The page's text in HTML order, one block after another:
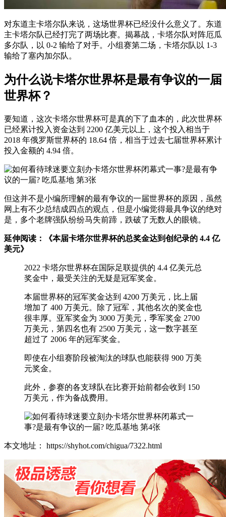
对东道主卡塔尔队来说，这场世界杯已经没什么意义了。东道
主卡塔尔队已经打完了两场比赛。揭幕战，卡塔尔队对阵厄瓜
多尔队，以 0-2 输给了对手。小组赛第二场，卡塔尔队以 1-3
输给了塞内加尔队。
为什么说卡塔尔世界杯是最有争议的一届
世界杯？
要知道，这次卡塔尔世界杯可是真的下了血本的，此次世界杯
已经累计投入资金达到 2200 亿美元以上，这个投入相当于
2018 年俄罗斯世界杯的 18.64 倍，相当于过去七届世界杯累计
投入金额的 4.94 倍。
但这并不是小编所理解的最有争议的一届世界杯的原因，虽然
网上有不少总结成四点的观点，但是小编觉得最具争议的绝对
是，多个老牌强队纷纷马失前蹄，跌破了无数人的眼镜。
延伸阅读：《本届卡塔尔世界杯的总奖金达到创纪录的 4.4 亿
美元》
2022 卡塔尔世界杯在国际足联提供的 4.4 亿美元总
奖金中，最受关注的无疑是冠军奖金。
本届世界杯的冠军奖金达到 4200 万美元，比上届
增加了 400 万美元。除了冠军，其他名次的奖金也
很丰厚。亚军奖金为 3000 万美元，季军奖金 2700
万美元，第四名也有 2500 万美元，这一数字甚至
超过了 2006 年的冠军奖金。
即使在小组赛阶段被淘汰的球队也能获得 900 万美
元奖金。
此外，参赛的各支球队在比赛开始前都会收到 150
万美元，作为备战费用。
本文地址： https://shyhot.com/chigua/7322.html